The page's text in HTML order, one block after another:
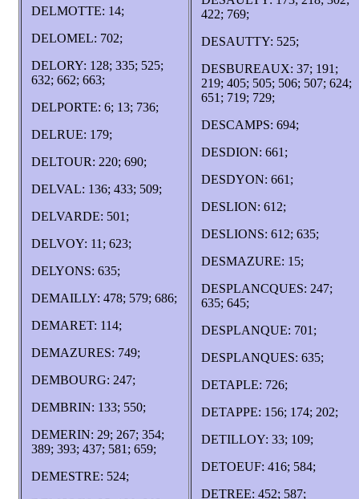
DELMOTTE: 14;
DELOMEL: 702;
DELORY: 128; 335; 525;
632; 662; 663;
DELPORTE: 6; 13; 736;
DELRUE: 179;
DELTOUR: 220; 690;
DELVAL: 136; 433; 509;
DELVARDE: 501;
DELVOY: 11; 623;
DELYONS: 635;
DEMAILLY: 478; 579; 686;
DEMARET: 114;
DEMAZURES: 749;
DEMBOURG: 247;
DEMBRIN: 133; 550;
DEMERIN: 29; 267; 354;
389; 393; 437; 581; 659;
DEMESTRE: 524;
422; 769;
DESAUTTY: 525;
DESBUREAUX: 37; 191;
219; 405; 505; 506; 507; 624;
651; 719; 729;
DESCAMPS: 694;
DESDION: 661;
DESDYON: 661;
DESLION: 612;
DESLIONS: 612; 635;
DESMAZURE: 15;
DESPLANCQUES: 247;
635; 645;
DESPLANQUE: 701;
DESPLANQUES: 635;
DETAPLE: 726;
DETAPPE: 156; 174; 202;
DETILLOY: 33; 109;
DETOEUF: 416; 584;
DETREE: 452; 587;